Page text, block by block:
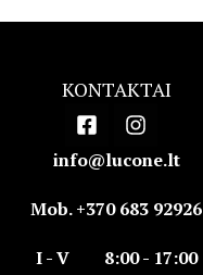
KONTAKTAI
info@lucone.lt
Mob. +370 683 92926
I - V 8:00 - 17:00